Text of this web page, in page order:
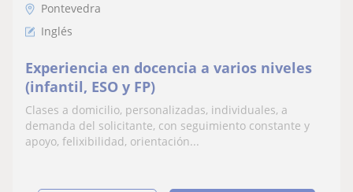
Pontevedra
Inglés
Experiencia en docencia a varios niveles
(infantil, ESO y FP)
Clases a domicilio, personalizadas, individuales, a
demanda del solicitante, con seguimiento constante y
apoyo, felixibilidad, orientación...